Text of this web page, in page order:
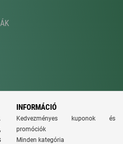
INFORMÁCIÓ
Kedvezményes kuponok és
promóciók
Minden kategória